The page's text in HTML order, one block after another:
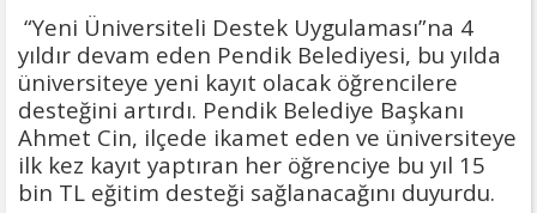
“Yeni Üniversiteli Destek Uygulaması”na 4
yıldır devam eden Pendik Belediyesi, bu yılda
üniversiteye yeni kayıt olacak öğrencilere
desteğini artırdı. Pendik Belediye Başkanı
Ahmet Cin, ilçede ikamet eden ve üniversiteye
ilk kez kayıt yaptıran her öğrenciye bu yıl 15
bin TL eğitim desteği sağlanacağını duyurdu.